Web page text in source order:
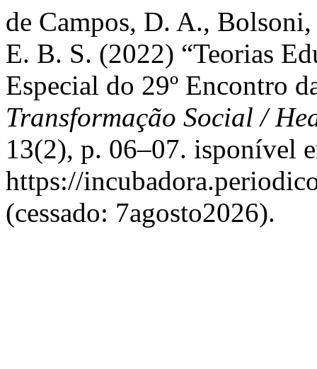
de Campos, D. A.,
E. B. S. (2022) “Teorias
Especial do 29º Encontro
Transformação Social /
13(2), p. 06–07. isponível
https://
(cessado: 7agosto2026).